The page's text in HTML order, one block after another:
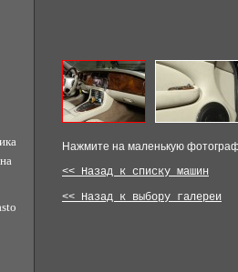
Нажмите на маленькую
<< Назад к списку машин
<< Назад к выбору галереи